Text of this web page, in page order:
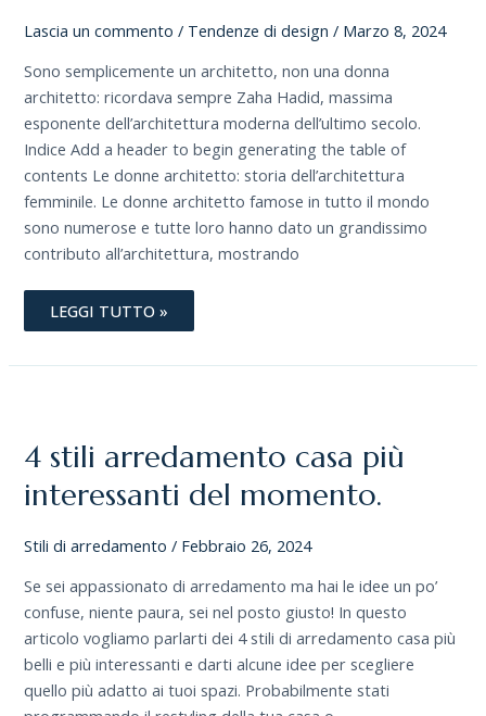
Lascia un commento / Tendenze di design / Marzo 8, 2024
Sono semplicemente un architetto, non una donna
architetto: ricordava sempre Zaha Hadid, massima
esponente dell’architettura moderna dell’ultimo secolo.
Indice Add a header to begin generating the table of
contents Le donne architetto: storia dell’architettura
femminile. Le donne architetto famose in tutto il mondo
sono numerose e tutte loro hanno dato un grandissimo
contributo all’architettura, mostrando
LEGGI TUTTO »
4 stili arredamento casa più
interessanti del momento.
Stili di arredamento / Febbraio 26, 2024
Se sei appassionato di arredamento ma hai le idee un po’
confuse, niente paura, sei nel posto giusto! In questo
articolo vogliamo parlarti dei 4 stili di arredamento casa più
belli e più interessanti e darti alcune idee per scegliere
quello più adatto ai tuoi spazi. Probabilmente stati
PIÙ
INTERESSANTI
DEL
MOMENTO.